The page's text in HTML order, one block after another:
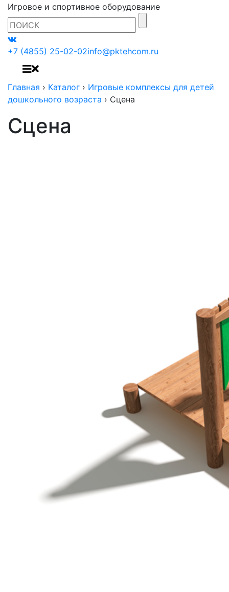
Игровое и спортивное оборудование
+7 (4855) 25-02-02info@pktehcom.ru
Главная › Каталог › Игровые комплексы для детей
дошкольного возраста › Сцена
Сцена